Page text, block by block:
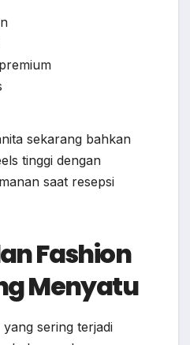
sekarang bahkan
tinggi dengan
saat resepsi
Fashion
Menyatu
sering terjadi